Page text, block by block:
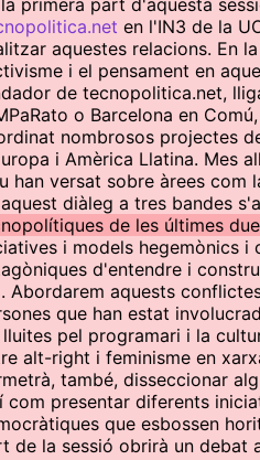
primera part d'aquesta
en l'IN3 de la
aquestes relacions. En
i el pensament en
de tecnopolitica.net,
o Barcelona en
nombrosos projectes
i Amèrica Llatina. Mes
han versat sobre àrees com
diàleg a tres bandes
de les últimes
i models hegemònics i
d'entendre i
Abordarem aquests
que han estat
lluites pel programari i la
alt-right i feminisme en
també, disseccionar
com presentar diferents
que esbossen
de la sessió obrirà un debat